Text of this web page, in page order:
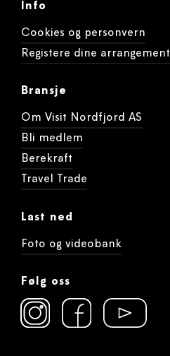
Info
Cookies og personvern
Registere dine arrangement
Bransje
Om Visit Nordfjord AS
Bli medlem
Berekraft
Travel Trade
Last ned
Foto og videobank
Følg oss